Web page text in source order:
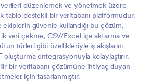
düzenlemek ve yönetmek üzere
tablo destekli bir veritabanı platformudur.
güvenle kullandığı bu çözüm,
veri çekme, CSV/Excel içe aktarma ve
türleri gibi özellikleriyle iş akışlarını
oluşturma entegrasyonuyla kolaylaştırır.
bir veritabanı çözümüne ihtiyaç duyan
için tasarlanmıştır.